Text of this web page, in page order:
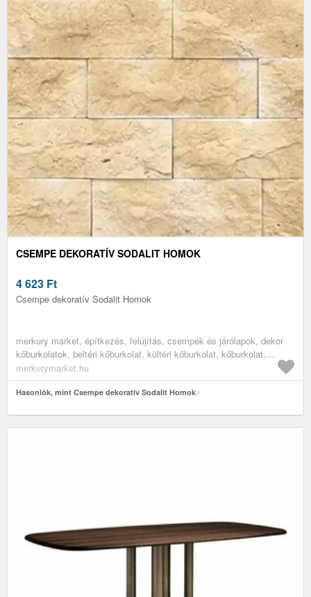
CSEMPE DEKORATÍV SODALIT HOMOK
4 623 Ft
Csempe dekoratív Sodalit Homok
merkury market, építkezés, felújítás, csempék és járólapok, dekor
kőburkolatok, beltéri kőburkolat, kültéri kőburkolat, kőburkolat,
aszfalt és kő imitációs burkolatok
merkurymarket.hu
Hasonlók, mint Csempe dekoratív Sodalit Homok